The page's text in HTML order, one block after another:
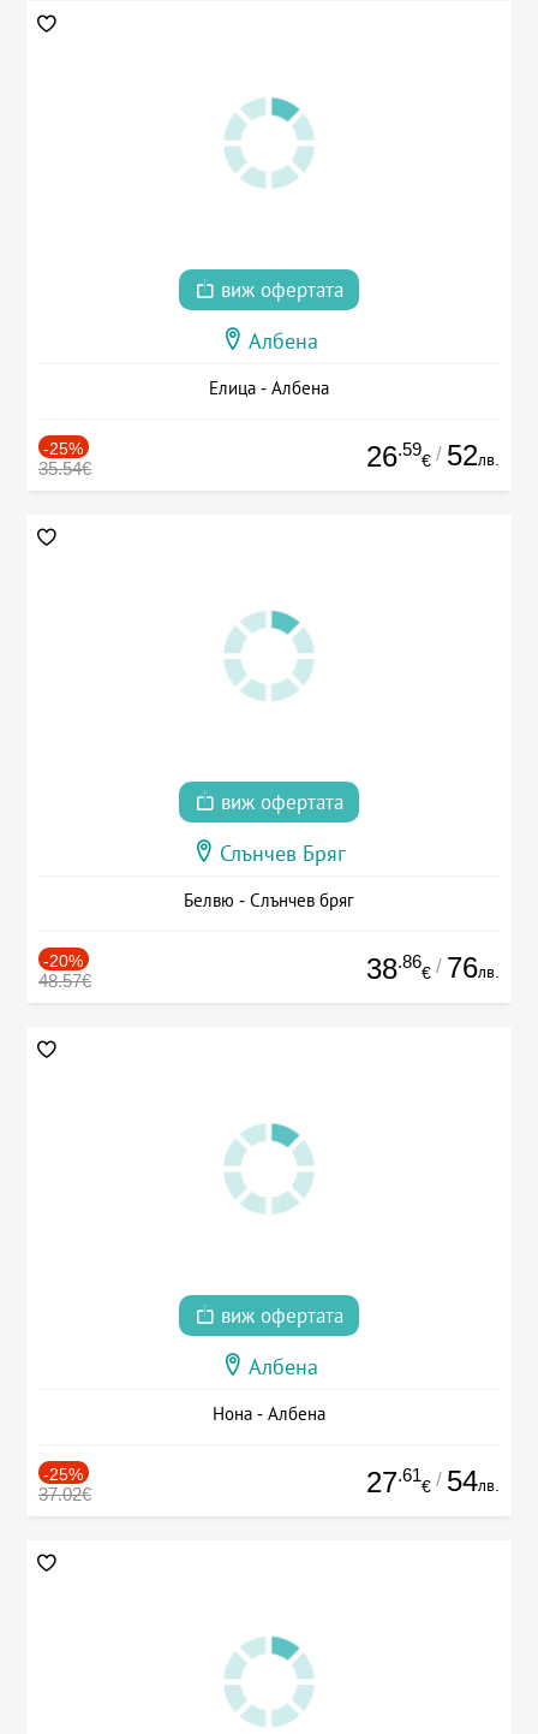
виж офертата
Албена
Елица - Албена
-25%
35.54€ 26.59
€ / 52лв.
виж офертата
Слънчев Бряг
Белвю - Слънчев бряг
-20%
48.57€ 38.86
€ / 76лв.
виж офертата
Албена
Нона - Албена
-25%
37.02€ 27.61
€ / 54лв.